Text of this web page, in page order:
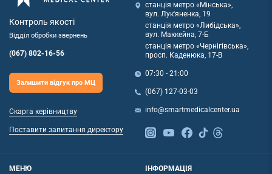
Контроль якості
Відділ обробки звернень
(067) 802-16-56
Залишити відгук про МЦ
Скарга керівництву
Поставити запитання директору
станція метро «Мінська»,
вул. Лук'яненка, 19
станція метро «Либідська»,
вул. Маккейна, 7-Б
станція метро «Чернігівська»,
просп. Каденюка, 17-В
07:30 - 21:00
(067) 127-03-03
info@smartmedicalcenter.ua
МЕНЮ ІНФОРМАЦІЯ